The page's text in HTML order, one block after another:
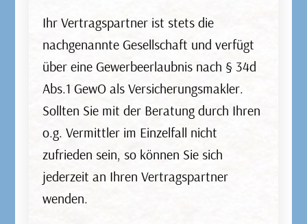
Rechtsschutzversicherung
Eine Rechtsschutzversicherung deckt die Kosten
für rechtliche Auseinandersetzungen, wie z.B.
Anwaltshonorare und Gerichtskosten, in
verschiedenen Bereichen des Lebens ab, z.B.
Privatrecht, Berufsrecht, Verkehrsrecht oder
Mietrecht.
Ihr Vertragspartner ist stets die
nachgenannte Gesellschaft und verfügt
über eine Gewerbeerlaubnis nach § 34d
Abs.1 GewO als Versicherungsmakler.
Sollten Sie mit der Beratung durch Ihren
o.g. Vermittler im Einzelfall nicht
zufrieden sein, so können Sie sich
jederzeit an Ihren Vertragspartner
wenden.